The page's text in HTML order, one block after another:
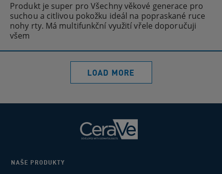
Produkt je super pro Všechny věkové generace pro
suchou a citlivou pokožku ideál na popraskané ruce
nohy rty. Má multifunkční využití vřele doporučuji
všem
LOAD MORE
NAŠE PRODUKTY